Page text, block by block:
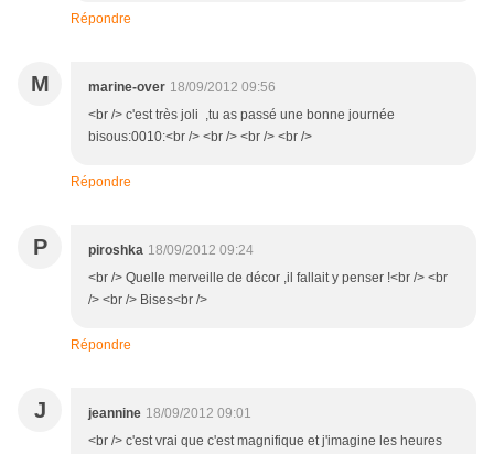
Répondre
M marine-over 18/09/2012 09:56
<br /> c'est très joli ,tu as passé une bonne journée
bisous:0010:<br /> <br /> <br /> <br />
Répondre
P piroshka 18/09/2012 09:24
<br /> Quelle merveille de décor ,il fallait y penser !<br /> <br
/> <br /> Bises<br />
Répondre
J jeannine 18/09/2012 09:01
<br /> c'est vrai que c'est magnifique et j'imagine les heures